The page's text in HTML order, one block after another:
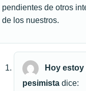
pendientes de otros
de los nuestros.
Hoy estoy
pesimista dice: